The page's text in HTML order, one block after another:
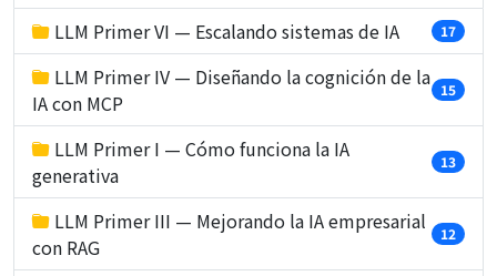
LLM Primer VI — Escalando sistemas de IA 17
LLM Primer IV — Diseñando la cognición de la
IA con MCP
15
LLM Primer I — Cómo funciona la IA
generativa
13
LLM Primer III — Mejorando la IA empresarial
con RAG
12